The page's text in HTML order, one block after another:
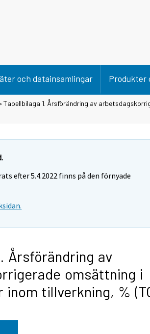
och datainsamlingar Produkter
Tabellbilaga 1. Årsförändring av
efter 5.4.2022 finns på den förnyade
Årsförändring av
omsättning i
inom tillverkning, %